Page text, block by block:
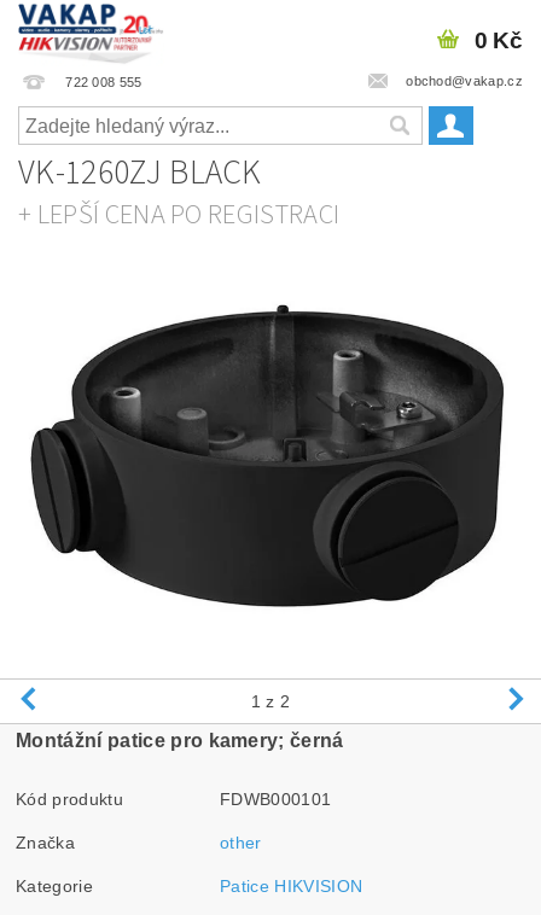
722 008 555 obchod@vakap.cz
0 Kč
VK-1260ZJ BLACK
+ LEPŠÍ CENA PO REGISTRACI
1 z 2
Montážní patice pro kamery; černá
Kód produktu FDWB000101
Značka other
Kategorie Patice HIKVISION